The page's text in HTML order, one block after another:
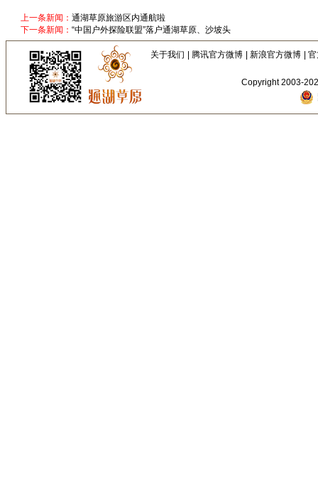
上一条新闻： 通湖草原旅游区内通航啦
下一条新闻： “中国户外探险联盟”落户通湖草原、沙坡头
关于我们 腾讯官方微博 新浪官方微博 官
Copyright 2003-